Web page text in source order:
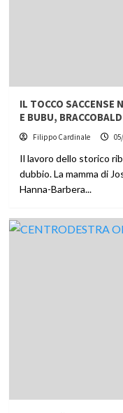
IL TOCCO SACCENSE
E BUBU,
Filippo Cardinale
Il lavoro dello storico
dubbio. La mamma di
Hanna-Barbera...